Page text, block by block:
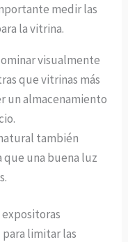
medir las
la vitrina.
visualmente
que vitrinas más
un almacenamiento
también
que una buena luz
limitar las